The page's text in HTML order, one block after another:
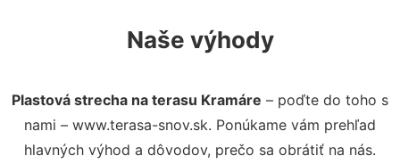
Naše výhody
Plastová strecha na terasu Kramáre – poďte do toho s
nami – www.terasa-snov.sk. Ponúkame vám prehľad
hlavných výhod a dôvodov, prečo sa obrátiť na nás.